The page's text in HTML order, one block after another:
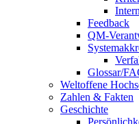
Feedback
QM-
Glossar/
Weltoffene
Zahlen & Fakten
Geschichte